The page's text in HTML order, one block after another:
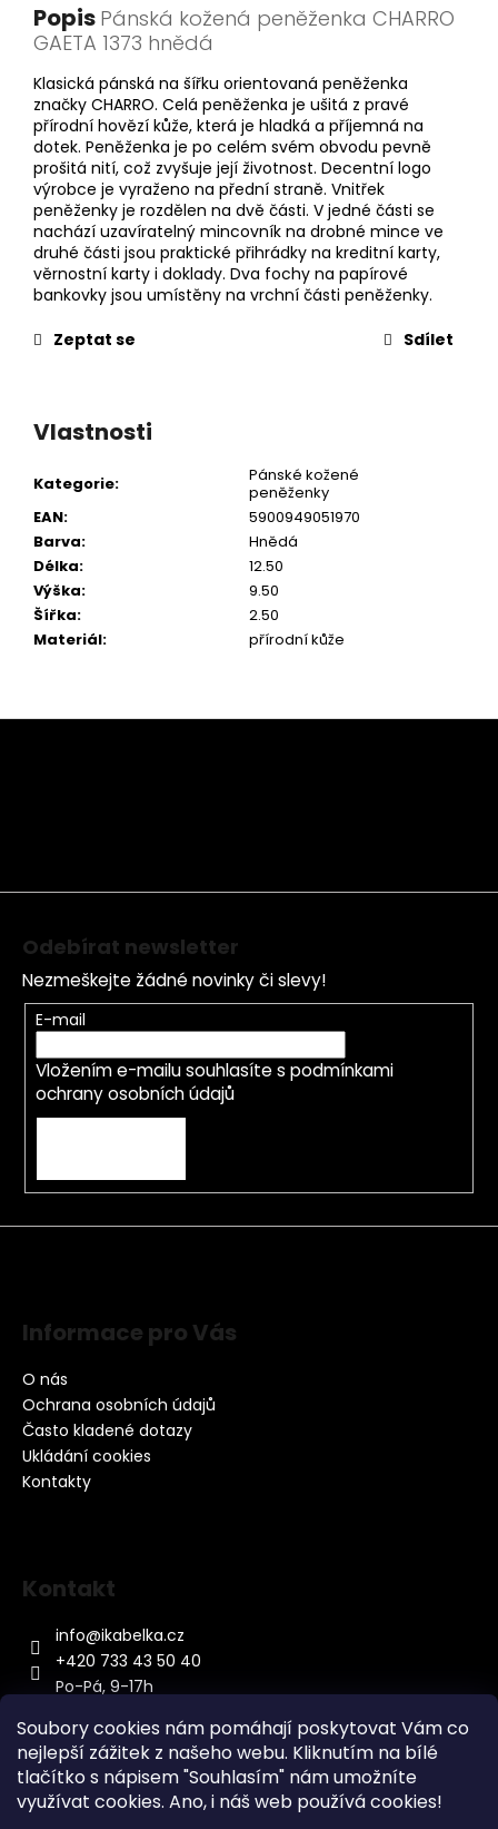
Soubory cookies nám pomáhají poskytovat Vám co
nejlepší zážitek z našeho webu. Kliknutím na bílé
tlačítko s nápisem "Souhlasím" nám umožníte
využívat cookies. Ano, i náš web používá cookies!
Popis Pánská kožená peněženka CHARRO
GAETA 1373 hnědá
Klasická pánská na šířku orientovaná peněženka
značky CHARRO. Celá peněženka je ušitá z pravé
přírodní hovězí kůže, která je hladká a příjemná na
dotek. Peněženka je po celém svém obvodu pevně
prošitá nití, což zvyšuje její životnost. Decentní logo
výrobce je vyraženo na přední straně. Vnitřek
peněženky je rozdělen na dvě části. V jedné části se
nachází uzavíratelný mincovník na drobné mince ve
druhé části jsou praktické přihrádky na kreditní karty,
věrnostní karty i doklady. Dva fochy na papírové
bankovky jsou umístěny na vrchní části peněženky.
Zeptat se
Sdílet
Vlastnosti
Kategorie:
Pánské kožené
peněženky
EAN:
5900949051970
Barva:
Hnědá
Délka:
12.50
Výška:
9.50
Šířka:
2.50
Materiál: přírodní kůže
Z
Odebírat newsletter
Nezmeškejte žádné novinky či slevy!
E-mail
Vložením e-mailu souhlasíte s podmínkami
ochrany osobních údajů
Informace pro Vás
O nás
Ochrana osobních údajů
Často kladené dotazy
Ukládání cookies
Kontakty
Kontakt
info@ikabelka.cz
+420 733 43 50 40
Po-Pá, 9-17h
Kontakt